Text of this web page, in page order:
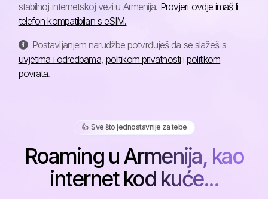
stabilnoj internetskoj vezi u Armenija. Provjeri ovdje imaš li
telefon kompatibilan s eSIM.
Postavljanjem narudžbe potvrđuješ da se slažeš s
uvjetima i odredbama, politikom privatnostiipolitikom
povrata.
👍️ Sve što jednostavnije za tebe
Roaming u Armenija, kao
internet kod kuće...